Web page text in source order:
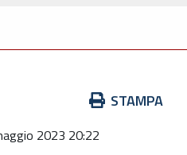
STAMPA
2023 20:22